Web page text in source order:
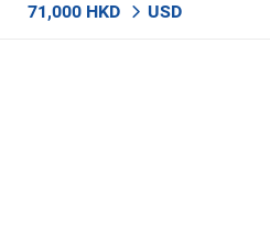
71,000 HKD USD